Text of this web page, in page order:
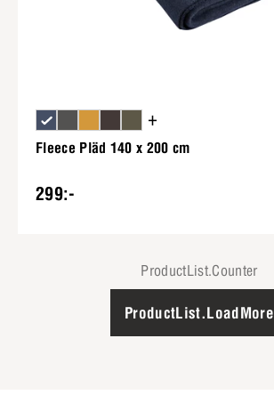
+
Fleece Pläd 140 x 200 cm
299:-
ProductList.Counter
ProductList.LoadMore